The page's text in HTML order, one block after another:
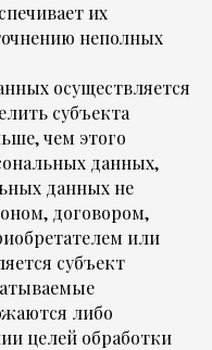
их
неполных
осуществляется
субъекта
чем этого
данных,
данных не
договором,
или
субъект
либо
целей обработки